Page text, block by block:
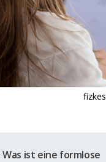
ist eine formlose